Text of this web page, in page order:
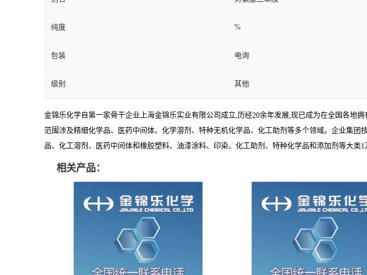
纯度 %
包装 电询
级别 其他
金锦乐化学自第一家骨干企业上海金锦乐实业有限公司成立,历经20余年发展,现已成为在全国各地
范围涉及精细化学品、医药中间体、化学溶剂、特种无机化学品、化工助剂等多个领域。企业集
品、化工溶剂、医药中间体和橡胶塑料、油漆涂料、印染、化工助剂、特种化学品和添加剂等大类
相关产品：